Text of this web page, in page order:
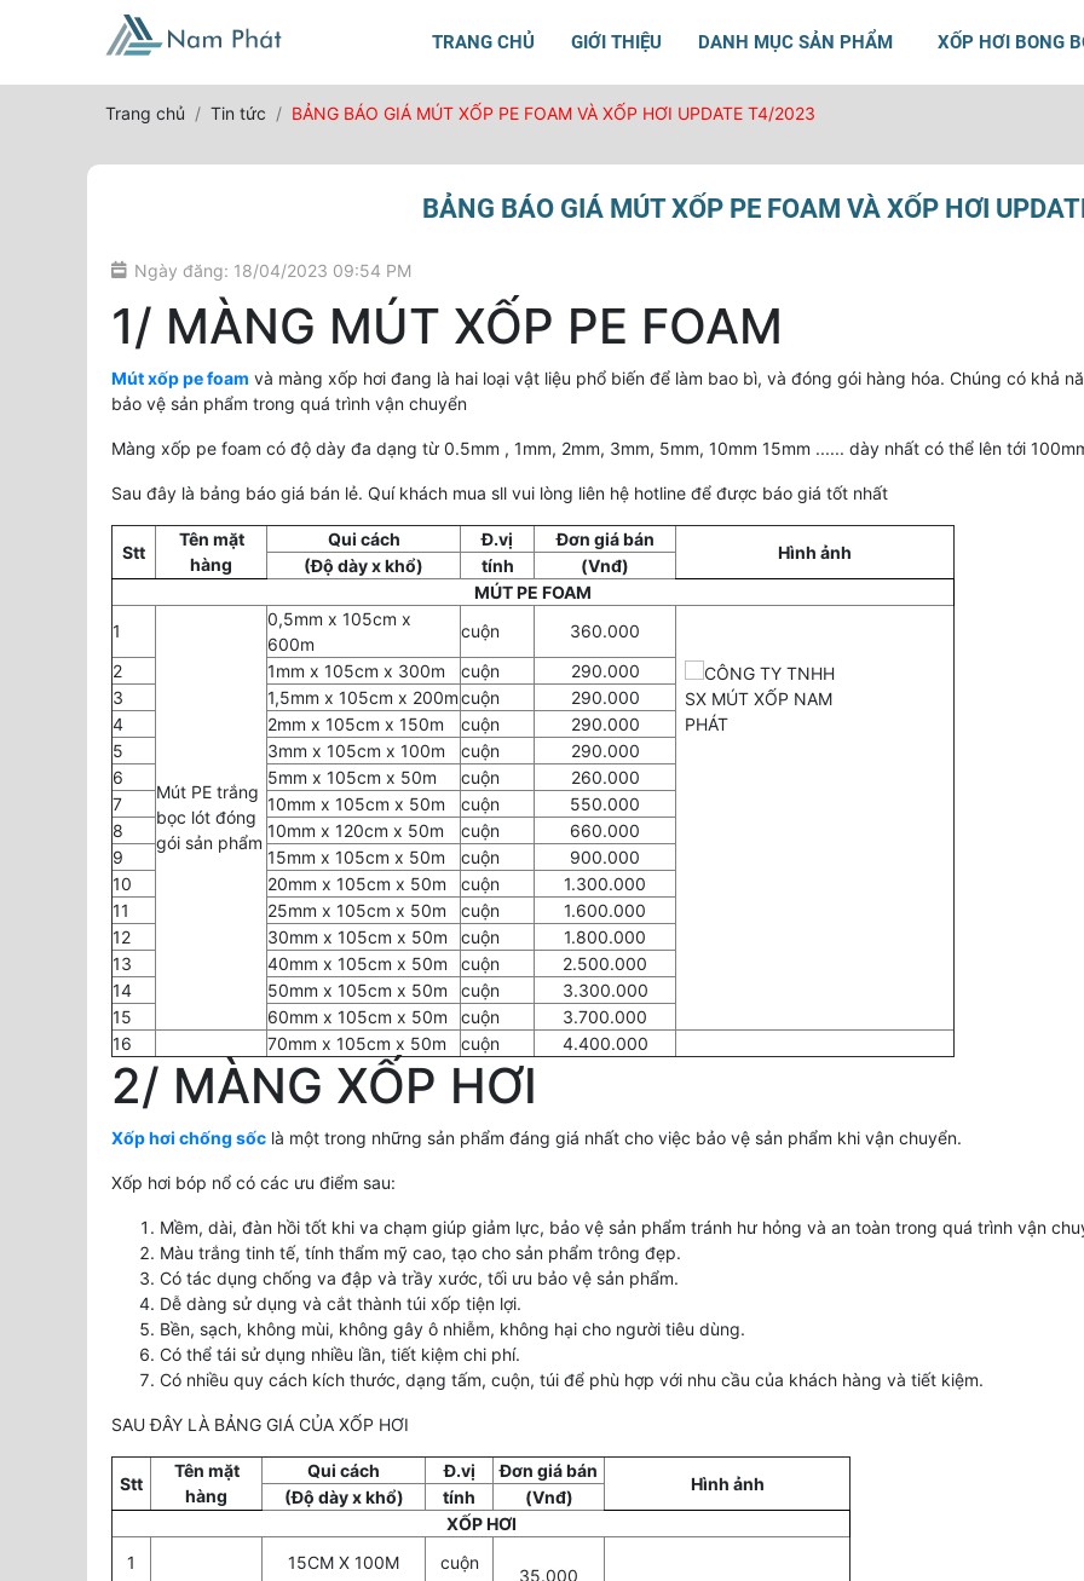
TRANG CHỦ GIỚI THIỆU DANH MỤC SẢN PHẨM XỐP HƠI BONG
Trang chủ Tin tức BẢNG BÁO GIÁ MÚT XỐP PE FOAM VÀ XỐP HƠI UPDATE T4/2023
BẢNG BÁO GIÁ MÚT XỐP PE FOAM VÀ XỐP HƠI
Ngày đăng: 18/04/2023 09:54 PM
1/ MÀNG MÚT XỐP PE FOAM
Mút xốp pe foam và màng xốp hơi đang là hai loại vật liệu phổ biến để làm bao bì, và đóng gói hàng hóa. Chúng có khả
bảo vệ sản phẩm trong quá trình vận chuyển
Màng xốp pe foam có độ dày đa dạng từ 0.5mm , 1mm, 2mm, 3mm, 5mm, 10mm 15mm ...... dày nhất có thể lên tới
Sau đây là bảng báo giá bán lẻ. Quí khách mua sll vui lòng liên hệ hotline để được báo giá tốt nhất
Stt
Tên mặt
hàng
Qui cách Đ.vị Đơn giá bán
Hình ảnh
(Độ dày x khổ) tính
(Vnđ)
MÚT PE FOAM
1
Mút PE trắng
bọc lót đóng
gói sản phẩm
0,5mm x 105cm x
600m
cuộn
360.000
2
1mm x 105cm x 300m cuộn
290.000
3
1,5mm x 105cm x 200mcuộn
290.000
4
2mm x 105cm x 150m cuộn
290.000
5
3mm x 105cm x 100m cuộn
290.000
6
5mm x 105cm x 50m cuộn
260.000
7
10mm x 105cm x 50m cuộn
550.000
8
10mm x 120cm x 50m cuộn
660.000
9
15mm x 105cm x 50m cuộn
900.000
10
20mm x 105cm x 50m cuộn
1.300.000
11
25mm x 105cm x 50m cuộn
1.600.000
12
30mm x 105cm x 50m cuộn
1.800.000
13
40mm x 105cm x 50m cuộn
2.500.000
14
50mm x 105cm x 50m cuộn
3.300.000
15
60mm x 105cm x 50m cuộn
3.700.000
16
70mm x 105cm x 50m cuộn 4.400.000
2/ MÀNG XỐP HƠI
Xốp hơi chống sốc là một trong những sản phẩm đáng giá nhất cho việc bảo vệ sản phẩm khi vận chuyển.
Xốp hơi bóp nổ có các ưu điểm sau:
Mềm, dài, đàn hồi tốt khi va chạm giúp giảm lực, bảo vệ sản phẩm tránh hư hỏng và an toàn trong quá trình vận
Màu trắng tinh tế, tính thẩm mỹ cao, tạo cho sản phẩm trông đẹp.
Có tác dụng chống va đập và trầy xước, tối ưu bảo vệ sản phẩm.
Dễ dàng sử dụng và cắt thành túi xốp tiện lợi.
Bền, sạch, không mùi, không gây ô nhiễm, không hại cho người tiêu dùng.
Có thể tái sử dụng nhiều lần, tiết kiệm chi phí.
Có nhiều quy cách kích thước, dạng tấm, cuộn, túi để phù hợp với nhu cầu của khách hàng và tiết kiệm.
SAU ĐÂY LÀ BẢNG GIÁ CỦA XỐP HƠI
Stt
Tên mặt
hàng
Qui cách Đ.vị Đơn giá bán
Hình ảnh
(Độ dày x khổ) tính
(Vnđ)
XỐP HƠI
1
15CM X 100M cuộn
35.000